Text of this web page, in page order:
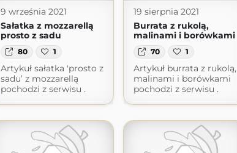
9 września 2021
Sałatka z mozzarellą
prosto z sadu
80 1
Artykuł sałatka 'prosto z
sadu’ z mozzarellą
pochodzi z serwisu .
19 sierpnia 2021
Burrata z rukolą,
malinami i borówkami
70 1
Artykuł burrata z rukolą,
malinami i borówkami
pochodzi z serwisu .